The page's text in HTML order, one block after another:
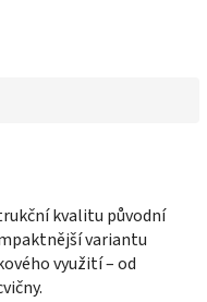
kvalitu původní
variantu
využití – od